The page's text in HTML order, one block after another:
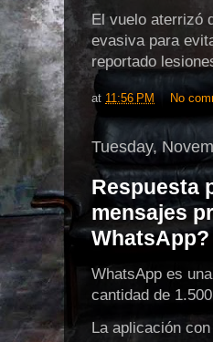
El vuelo aterrizó
evasiva para
reportado
at 11:56 PM No
Tuesday,
Respuesta
mensajes
WhatsApp?
WhatsApp es
cantidad de
La aplicación